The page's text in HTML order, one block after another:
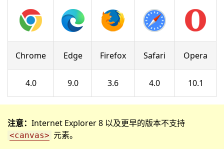
Chrome Edge Firefox Safari Opera
4.0 9.0 3.6 4.0 10.1
注意： Internet Explorer 8 以及更早的版本不支持
<canvas> 元素。